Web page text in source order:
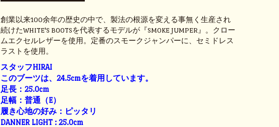
創業以来100余年の歴史の中で、製法の根源を変える事無く生産され
続けたWHITE'S BOOTSを代表するモデルが『SMOKE JUMPER』。クロー
ムエクセルレザーを使用。定番のスモークジャンパーに、セミドレス
ラストを使用。
スタッフHIRAI
このブーツは、24.5cmを着用しています。
足長：25.0cm
足幅：普通（E）
履き心地の好み：ピッタリ
DANNER LIGHT : 25.0cm